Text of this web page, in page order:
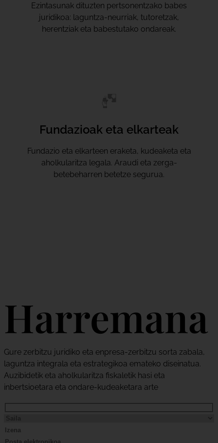
Ezintasunak dituzten pertsonentzako babes
juridikoa: laguntza-neurriak, tutoretzak,
herentziak eta babestutako ondareak.
Fundazioak eta elkarteak
Fundazio eta elkarteen eraketa, kudeaketa eta
aholkularitza legala. Araudi eta zerga-
betebeharren betetze segurua.
Harremana
Gure zerbitzu juridiko eta enpresa-zerbitzu sorta zabala,
laguntza integrala eta estrategikoa emateko diseinatua.
Auzibidetik eta aholkularitza fiskaletik hasi eta
inbertsioetara eta ondare-kudeaketara arte